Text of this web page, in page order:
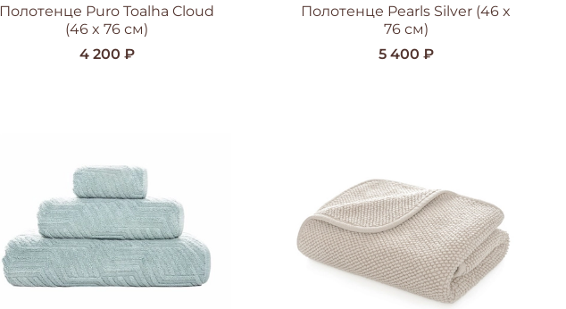
Полотенце Puro Toalha Cloud
(46 x 76 см)
4 200 ₽
Полотенце Pearls Silver (46 x
76 см)
5 400 ₽